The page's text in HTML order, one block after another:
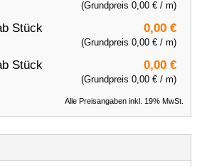
(Grundpreis 0,00 € / m)
Stück 0,00 €
(Grundpreis 0,00 € / m)
Stück 0,00 €
(Grundpreis 0,00 € / m)
Alle Preisangaben inkl. 19% MwSt.